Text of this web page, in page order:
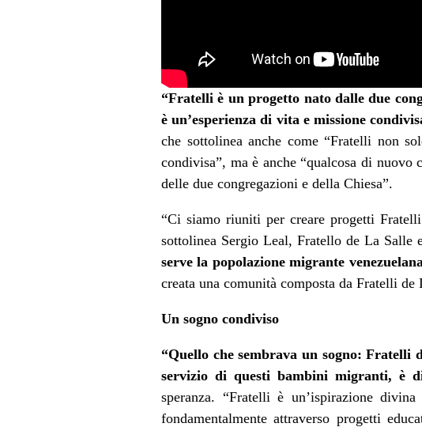
“Fratelli è un progetto nato dalle due
è un’esperienza di vita e missione
che sottolinea anche come “Fratelli non
condivisa”, ma è anche “qualcosa di
delle due congregazioni e della Chiesa”.
“Ci siamo riuniti per creare progetti
sottolinea Sergio Leal, Fratello de La Salle
serve la popolazione migrante
creata una comunità composta da Fratelli
Un sogno condiviso
“Quello che sembrava un sogno:
servizio di questi bambini migranti, è
speranza. “Fratelli è un’ispirazione
fondamentalmente attraverso progetti